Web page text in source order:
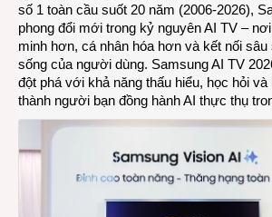
số 1 toàn cầu suốt 20 năm (2006-2026),
phong đổi mới trong kỷ nguyên AI TV –
minh hơn, cá nhân hóa hơn và kết nối
sống của người dùng. Samsung AI TV
đột phá với khả năng thấu hiểu, học hỏi
thành người bạn đồng hành AI thực thụ